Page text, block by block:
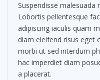
Suspendisse malesuada
Lobortis pellentesque
adipiscing iaculis quam
diam eleifend risus eget
morbi ut sed interdum
hac imperdiet diam
a placerat.